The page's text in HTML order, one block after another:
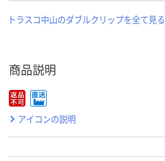
トラスコ中山のダブルクリップを全て見る
商品説明
アイコンの説明